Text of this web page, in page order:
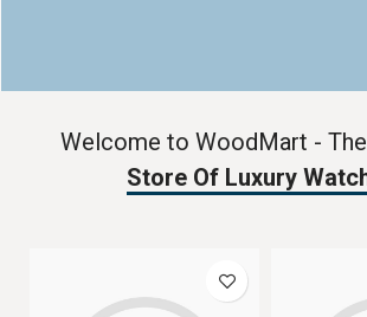
Welcome to WoodMart -
Store Of Luxury